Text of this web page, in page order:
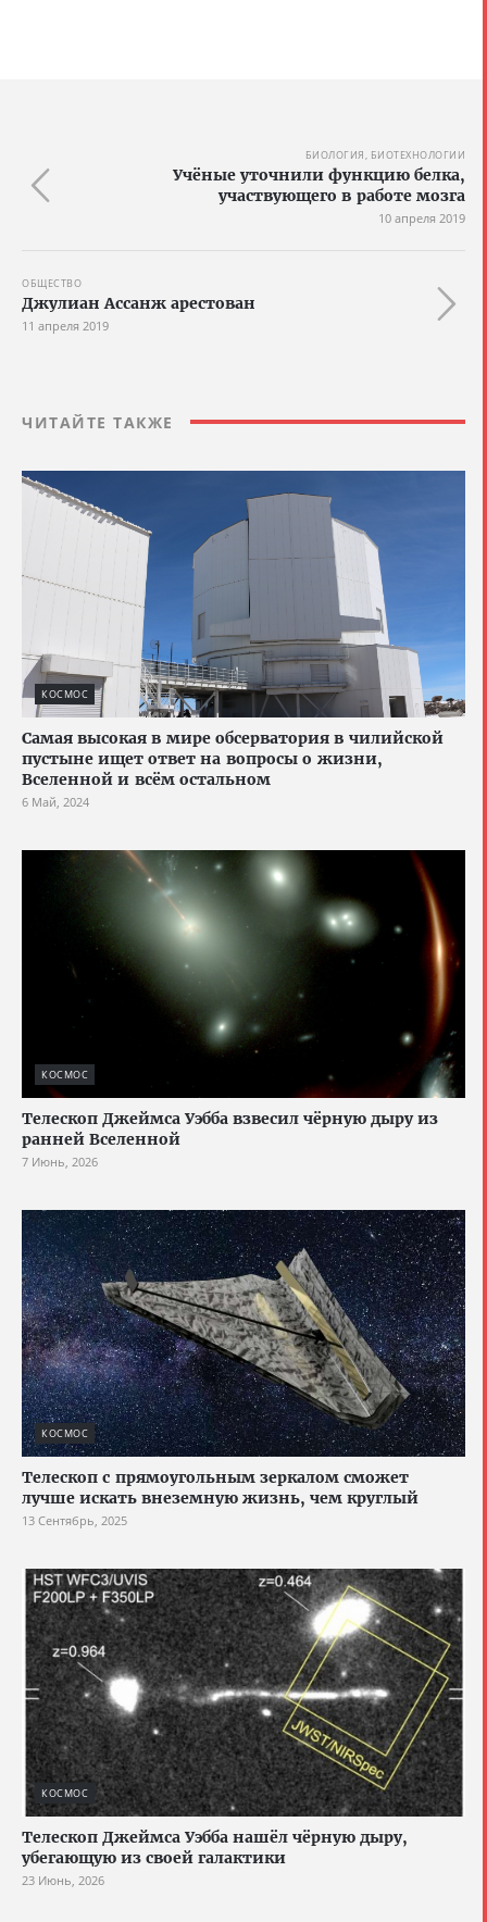
БИОЛОГИЯ, БИОТЕХНОЛОГИИ
Учёные уточнили функцию белка,
участвующего в работе мозга
10 апреля 2019
ОБЩЕСТВО
Джулиан Ассанж арестован
11 апреля 2019
ЧИТАЙТЕ ТАКЖЕ
КОСМОС
Самая высокая в мире обсерватория в чилийской
пустыне ищет ответ на вопросы о жизни,
Вселенной и всём остальном
6 Май, 2024
КОСМОС
Телескоп Джеймса Уэбба взвесил чёрную дыру из
ранней Вселенной
7 Июнь, 2026
КОСМОС
Телескоп с прямоугольным зеркалом сможет
лучше искать внеземную жизнь, чем круглый
13 Сентябрь, 2025
КОСМОС
Телескоп Джеймса Уэбба нашёл чёрную дыру,
убегающую из своей галактики
23 Июнь, 2026